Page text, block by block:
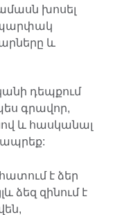
խոսել
և
դեպքում
գրավոր,
և հասկանալ
ապրեք:
է ձեր
ձեզ զինում է